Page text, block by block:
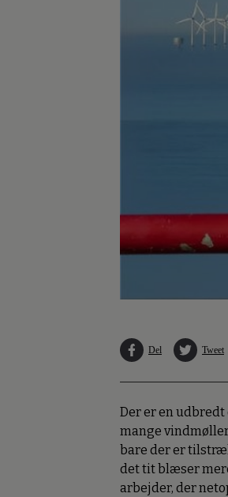
Del Tweet
Der er en udbredt
mange
bare der er
det tit blæser
arbejder, der